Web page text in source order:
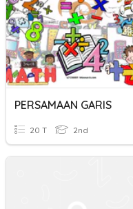
PERSAMAAN GARIS
20 T 2nd